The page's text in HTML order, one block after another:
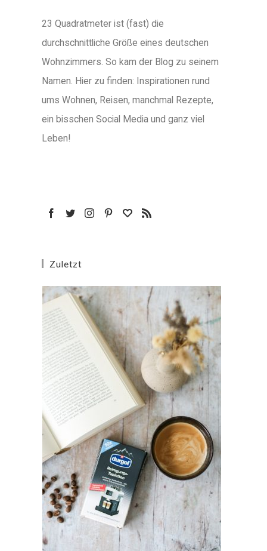
23 Quadratmeter ist (fast) die
durchschnittliche Größe eines deutschen
Wohnzimmers. So kam der Blog zu seinem
Namen. Hier zu finden: Inspirationen rund
ums Wohnen, Reisen, manchmal Rezepte,
ein bisschen Social Media und ganz viel
Leben!
Zuletzt